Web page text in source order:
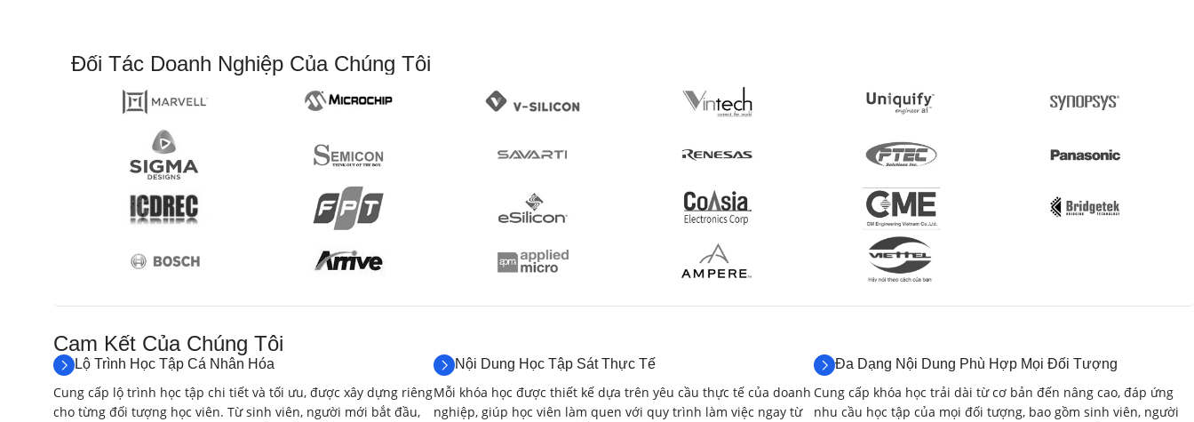
Giới thiệu về HSM và lợi ích.
Tối ưu hóa đường chạy dao cho gia công thô.
Lập trình gia công thô HSM cho các chi tiết khuôn mẫu.
2.2. Gia Công Tinh Nâng Cao
Các chiến lược gia công tinh bề mặt 3D (Waterline, Scallop, Pencil, Flowline, Spiral…).
Đối Tác Doanh Nghiệp Của Chúng Tôi
Cam Kết Của Chúng Tôi​
Lộ Trình Học Tập Cá Nhân Hóa
Cung cấp lộ trình học tập chi tiết và tối ưu, được xây dựng riêng
cho từng đối tượng học viên. Từ sinh viên, người mới bắt đầu,
Nội Dung Học Tập Sát Thực Tế
Mỗi khóa học được thiết kế dựa trên yêu cầu thực tế của doanh
nghiệp, giúp học viên làm quen với quy trình làm việc ngay từ
Đa Dạng Nội Dung Phù Hợp Mọi Đối Tượng
Cung cấp khóa học trải dài từ cơ bản đến nâng cao, đáp ứng
nhu cầu học tập của mọi đối tượng, bao gồm sinh viên, người